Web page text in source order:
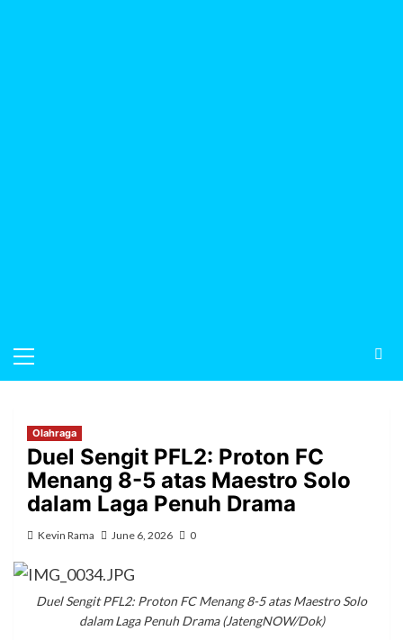
Olahraga
Duel Sengit PFL2: Proton FC
Menang 8-5 atas Maestro Solo
dalam Laga Penuh Drama
Kevin Rama June 6, 2026 0
Duel Sengit PFL2: Proton FC Menang 8-5 atas Maestro Solo
dalam Laga Penuh Drama (JatengNOW/Dok)